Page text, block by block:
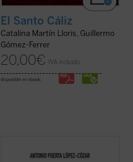
El Santo Cáliz
Catalina Martín Lloris, Guillermo
Gómez-Ferrer
20,00€ IVA incluido
disponible en ebook:
muchas cosas extrañas. Se comprende